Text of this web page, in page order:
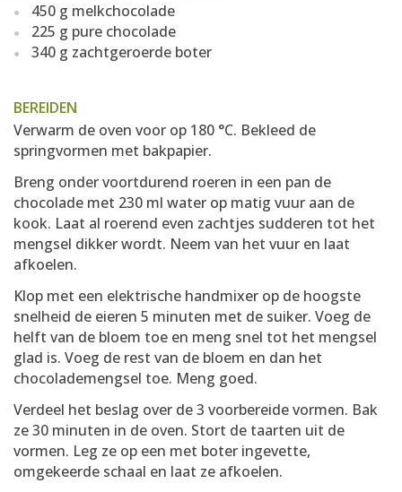
450 g melkchocolade
225 g pure chocolade
340 g zachtgeroerde boter
BEREIDEN
Verwarm de oven voor op 180 °C. Bekleed de
springvormen met bakpapier.
Breng onder voortdurend roeren in een pan de
chocolade met 230 ml water op matig vuur aan de
kook. Laat al roerend even zachtjes sudderen tot het
mengsel dikker wordt. Neem van het vuur en laat
afkoelen.
Klop met een elektrische handmixer op de hoogste
snelheid de eieren 5 minuten met de suiker. Voeg de
helft van de bloem toe en meng snel tot het mengsel
glad is. Voeg de rest van de bloem en dan het
chocolademengsel toe. Meng goed.
Verdeel het beslag over de 3 voorbereide vormen. Bak
ze 30 minuten in de oven. Stort de taarten uit de
vormen. Leg ze op een met boter ingevette,
omgekeerde schaal en laat ze afkoelen.